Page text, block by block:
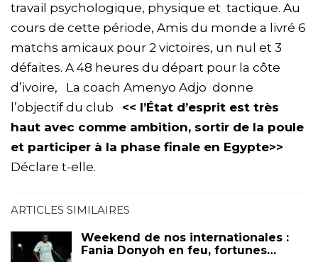
travail psychologique, physique et tactique. Au
cours de cette période, Amis du monde a livré 6
matchs amicaux pour 2 victoires, un nul et 3
défaites. A 48 heures du départ pour la côte
d’ivoire, La coach Amenyo Adjo donne
l’objectif du club << l’État d’esprit est très
haut avec comme ambition, sortir de la poule
et participer à la phase finale en Egypte>>
Déclare t-elle.
ARTICLES SIMILAIRES
Weekend de nos internationales :
Fania Donyoh en feu, fortunes…